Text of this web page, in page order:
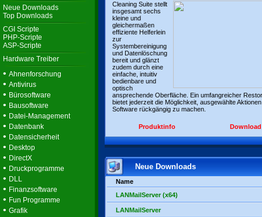
Neue Downloads
Top Downloads
CGI Scripte
PHP-Scripte
ASP-Scripte
Hardware Treiber
• Ahnenforschung
• Antivirus
• Bürosoftware
• Bausoftware
• Datei-Management
• Datenbank
• Datensicherheit
• Desktop
• DirectX
• Druckprogramme
• DLL
• Finanzsoftware
• Fun Programme
• Grafik
Cleaning Suite stellt
insgesamt sechs
kleine und
gleichermaßen
effiziente Helferlein
zur
Systembereinigung
und Datenlöschung
bereit und glänzt
zudem durch eine
einfache, intuitiv
bedienbare und
optisch
ansprechende Oberfläche. Ein umfangreicher
bietet jederzeit die Möglichkeit, ausgewählte
Software rückgängig zu machen.
Produktinfo Download
Neue Downloads
Name
LANMailServer (x64)
LANMailServer